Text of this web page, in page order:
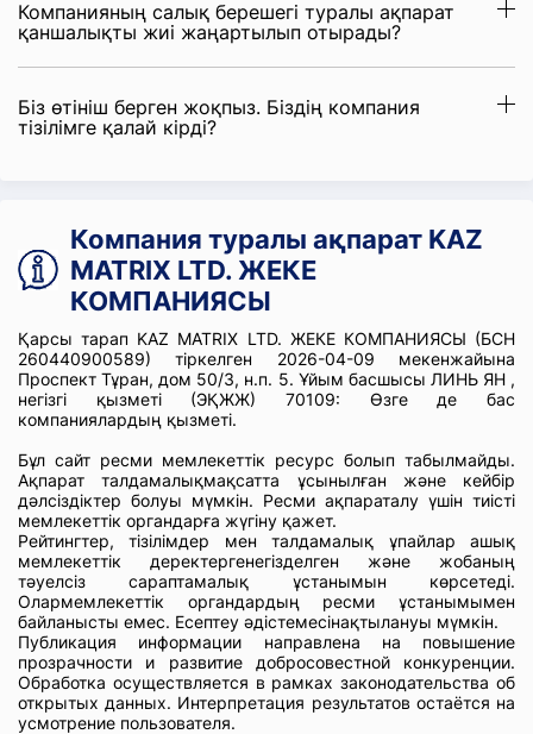
Компанияның салық берешегі туралы ақпарат
қаншалықты жиі жаңартылып отырады?
Біз өтініш берген жоқпыз. Біздің компания
тізілімге қалай кірді?
Компания туралы ақпарат KAZ
MATRIX LTD. ЖЕКЕ
КОМПАНИЯСЫ
Қарсы тарап KAZ MATRIX LTD. ЖЕКЕ КОМПАНИЯСЫ (БСН
260440900589) тіркелген 2026-04-09 мекенжайына
Проспект Тұран, дом 50/3, н.п. 5. Ұйым басшысы ЛИНЬ ЯН ,
негізгі қызметі (ЭҚЖЖ) 70109: Өзге де бас
компаниялардың қызметі.
Бұл сайт ресми мемлекеттік ресурс болып табылмайды.
Ақпарат талдамалықмақсатта ұсынылған және кейбір
дәлсіздіктер болуы мүмкін. Ресми ақпараталу үшін тиісті
мемлекеттік органдарға жүгіну қажет.
Рейтингтер, тізілімдер мен талдамалық ұпайлар ашық
мемлекеттік деректергенегізделген және жобаның
тәуелсіз сараптамалық ұстанымын көрсетеді.
Олармемлекеттік органдардың ресми ұстанымымен
байланысты емес. Есептеу әдістемесінақтылануы мүмкін.
Публикация информации направлена на повышение
прозрачности и развитие добросовестной конкуренции.
Обработка осуществляется в рамках законодательства об
открытых данных. Интерпретация результатов остаётся на
усмотрение пользователя.